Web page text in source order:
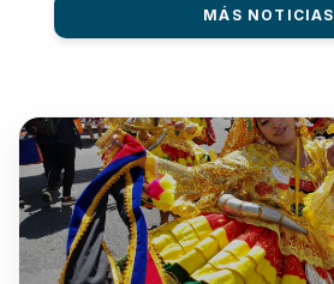
MÁS NOTICIAS